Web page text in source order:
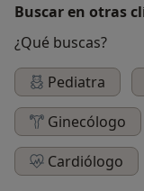
Buscar en otras
¿Qué buscas?
Pediatra
Ginecólogo
Cardiólogo